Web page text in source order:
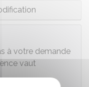
à votre demande
vaut